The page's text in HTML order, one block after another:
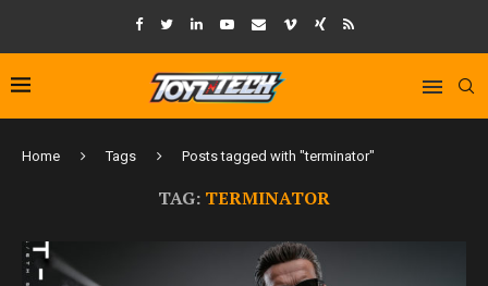
Home Tags Posts tagged with "terminator"
TAG: TERMINATOR